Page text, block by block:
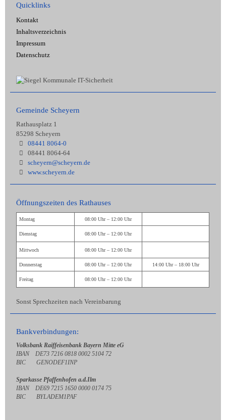
Quicklinks
Kontakt
Inhaltsverzeichnis
Impressum
Datenschutz
Gemeinde Scheyern
Rathausplatz 1
85298 Scheyern
08441 8064-0
08441 8064-64
scheyern@scheyern.de
www.scheyern.de
Öffnungszeiten des Rathauses
Montag 08:00 Uhr – 12:00 Uhr
Dienstag 08:00 Uhr – 12:00 Uhr
Mittwoch 08:00 Uhr – 12:00 Uhr
Donnerstag 08:00 Uhr – 12:00 Uhr 14:00 Uhr – 18:00 Uhr
Freitag 08:00 Uhr – 12:00 Uhr
Sonst Sprechzeiten nach Vereinbarung
Bankverbindungen:
Volksbank Raiffeisenbank Bayern Mitte eG
IBAN DE73 7216 0818 0002 5104 72
BIC GENODEF1INP
Sparkasse Pfaffenhofen a.d.Ilm
IBAN DE69 7215 1650 0000 0174 75
BIC BYLADEM1PAF